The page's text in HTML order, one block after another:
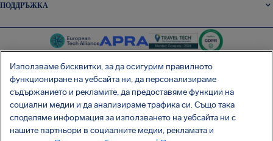
ПОДДРЪЖКА
SocialFacebook
SocialTwitter
SocialInstagram
SocialLinkedin
ВЗЕМЕТЕ БЕЗПЛАТНОТО НИ ПРИЛОЖЕНИЕ
Използваме бисквитки, за да осигурим правилното
функциониране на уебсайта ни, да персонализираме
съдържанието и рекламите, да предоставяме функции на
социални медии и да анализираме трафика си. Също така
споделяме информация за използването на уебсайта ни с
нашите партньори в социалните медии, рекламата и